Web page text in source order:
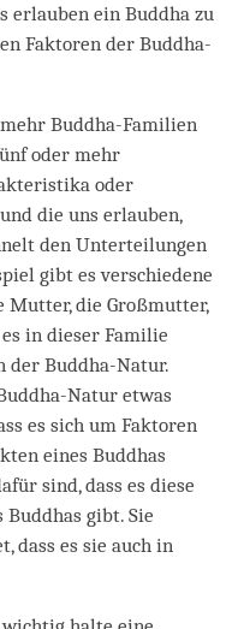
erlauben ein Buddha zu
Faktoren der Buddha-
Buddha-Familien
oder mehr
oder
die uns erlauben,
den Unterteilungen
gibt es verschiedene
Mutter, die Großmutter,
in dieser Familie
der Buddha-Natur.
Natur etwas
es sich um Faktoren
eines Buddhas
sind, dass es diese
gibt. Sie
dass es sie auch in